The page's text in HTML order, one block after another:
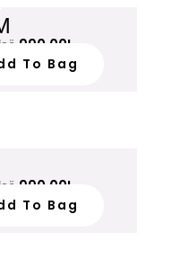
990.00L
To Bag
990.00L
To Bag